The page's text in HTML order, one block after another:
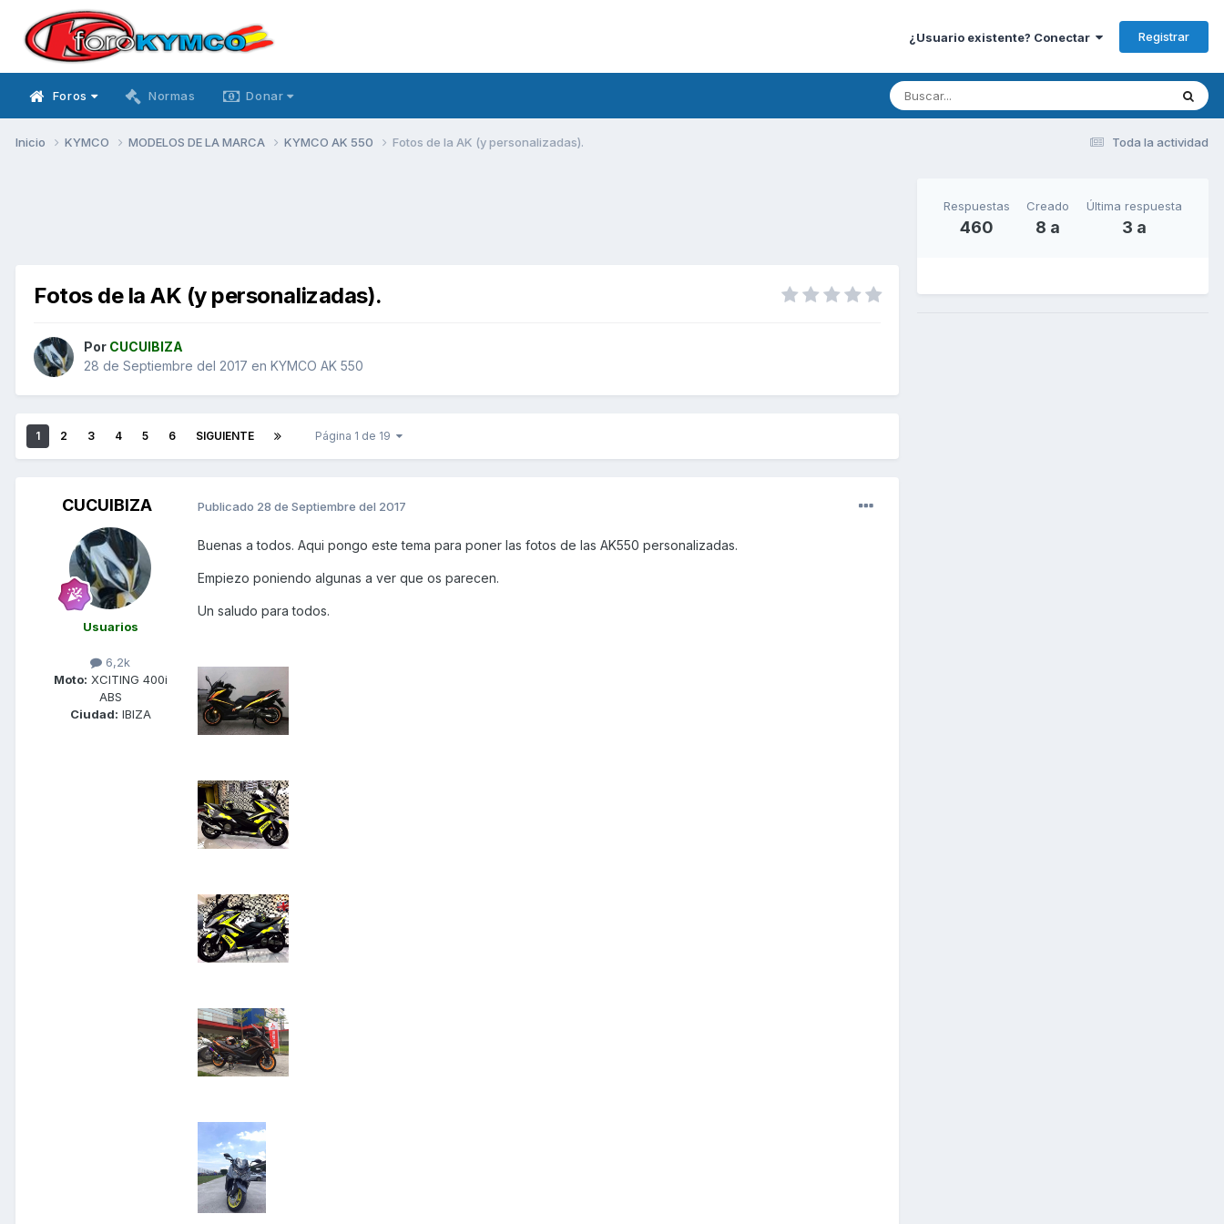
¿Usuario existente? Conectar Registrar
Foros Normas Donar
Toda la actividad
Inicio KYMCO MODELOS DE LA MARCA KYMCO AK 550 Fotos de la AK (y personalizadas).
Fotos de la AK (y personalizadas).
Por CUCUIBIZA
28 de Septiembre del 2017 en KYMCO AK 550
1 2 3 4 5 6 SIGUIENTE Página 1 de 19
CUCUIBIZA
Usuarios
6,2k
Moto: XCITING 400i
ABS
Ciudad: IBIZA
Publicado 28 de Septiembre del 2017
Buenas a todos. Aqui pongo este tema para poner las fotos de las AK550 personalizadas.
Empiezo poniendo algunas a ver que os parecen.
Un saludo para todos.
Respuestas
460
Creado
8 a
Última respuesta
3 a